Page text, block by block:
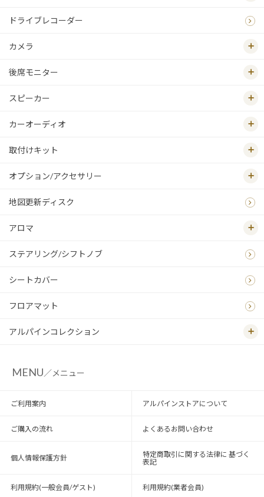
ドライブレコーダー
カメラ
後席モニター
スピーカー
カーオーディオ
取付けキット
オプション/アクセサリー
地図更新ディスク
アロマ
ステアリング/シフトノブ
シートカバー
フロアマット
アルパインコレクション
MENU／メニュー
ご利用案内 アルパインストアについて
ご購入の流れ よくあるお問い合わせ
個人情報保護方針
特定商取引に関する法律に 基づく
表記
利用規約(一般会員/ゲスト) 利用規約(業者会員)